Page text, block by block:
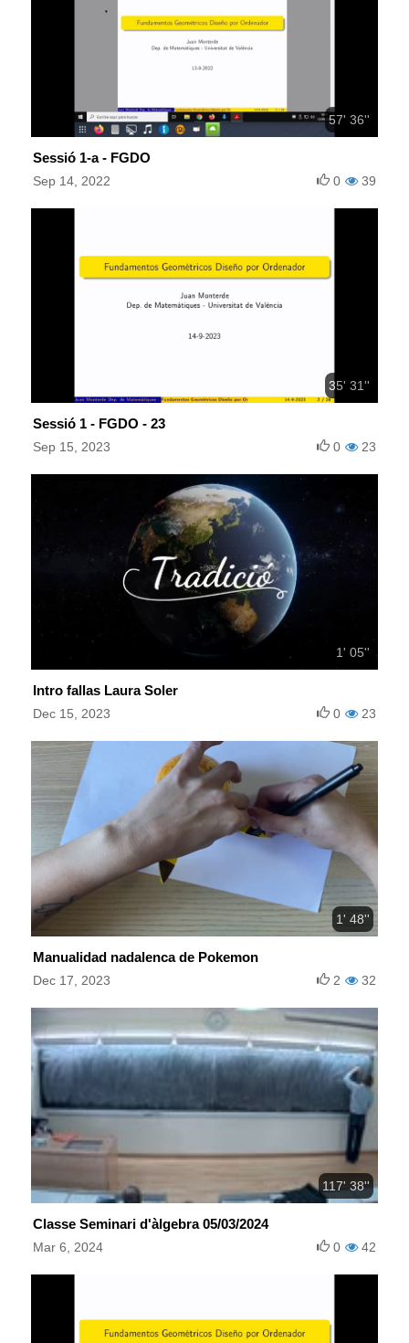
57' 36''
Sessió 1-a - FGDO
Sep 14, 2022 39
0
35' 31''
Sessió 1 - FGDO - 23
Sep 15, 2023 23
0
1' 05''
Intro fallas Laura Soler
Dec 15, 2023 23
0
1' 48''
Manualidad nadalenca de Pokemon
Dec 17, 2023 32
2
117' 38''
Classe Seminari d'àlgebra 05/03/2024
Mar 6, 2024 42
0